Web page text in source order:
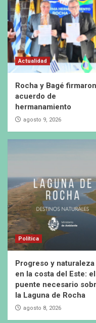
Actualidad
Rocha y Bagé firmaron
acuerdo de
hermanamiento
agosto 9, 2026
Política
Progreso y naturaleza
en la costa del Este: el
puente necesario
la Laguna de Rocha
agosto 8, 2026